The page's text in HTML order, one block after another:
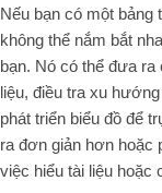
Nếu bạn có một bảng
không thể nắm bắt
bạn. Nó có thể đưa
liệu, điều tra xu
phát triển biểu đồ để
ra đơn giản hơn hoặc
việc hiểu tài liệu hoặc